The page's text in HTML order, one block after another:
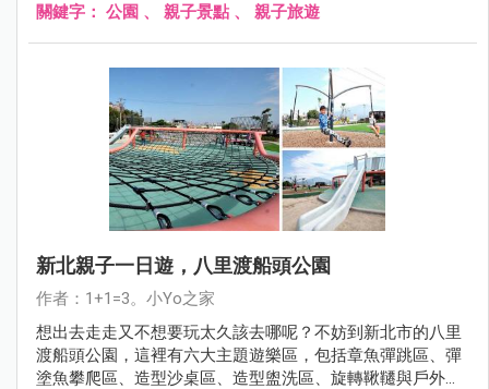
關鍵字： 公園 、 親子景點 、 親子旅遊
新北親子一日遊，八里渡船頭公園
作者：1+1=3。小Yo之家
想出去走走又不想要玩太久該去哪呢？不妨到新北市的八里
渡船頭公園，這裡有六大主題遊樂區，包括章魚彈跳區、彈
塗魚攀爬區、造型沙桌區、造型盥洗區、旋轉鞦韆與戶外健